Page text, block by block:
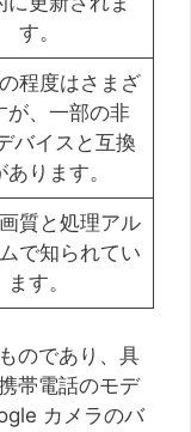
す。
程度はさまざ
が、一部の非
バイスと互換
あります。
質と処理アル
で知られてい
ます。
のであり、具
帯電話のモデ
カメラのバ